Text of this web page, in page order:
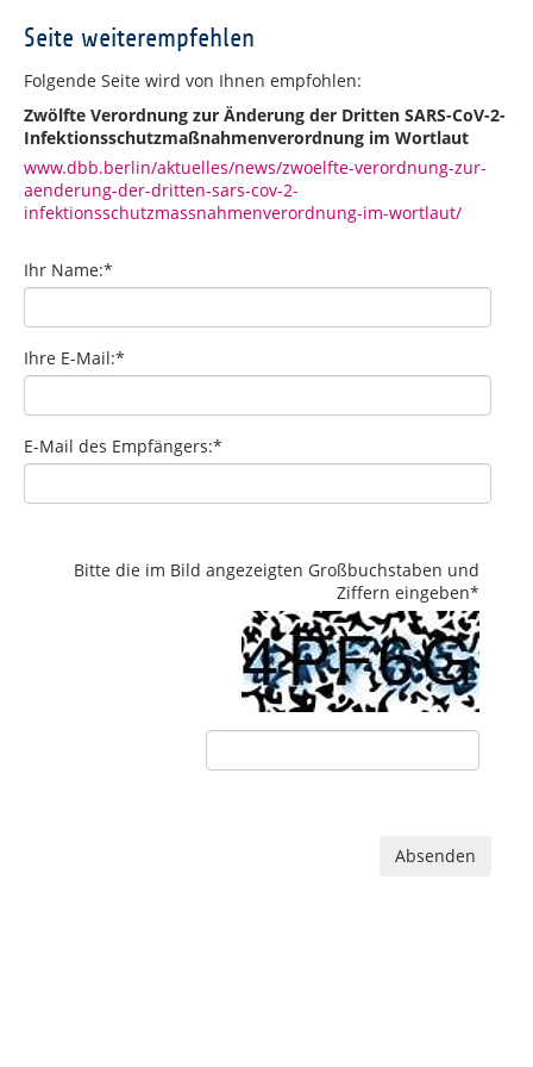
Seite weiterempfehlen
Folgende Seite wird von Ihnen empfohlen:
Zwölfte Verordnung zur Änderung der Dritten SARS-CoV-2-
Infektionsschutzmaßnahmenverordnung im Wortlaut
www.dbb.berlin/aktuelles/news/zwoelfte-verordnung-zur-
aenderung-der-dritten-sars-cov-2-
infektionsschutzmassnahmenverordnung-im-wortlaut/
Ihr Name:*
Ihre E-Mail:*
E-Mail des Empfängers:*
Bitte die im Bild angezeigten Großbuchstaben und
Ziffern eingeben*
Absenden